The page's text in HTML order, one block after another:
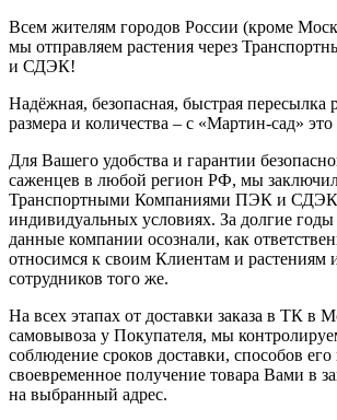
Всем жителям городов России (кроме
мы отправляем растения через
и СДЭК!
Надёжная, безопасная, быстрая пересылка
размера и количества – с «Мартин-сад» это
Для Вашего удобства и гарантии
саженцев в любой регион РФ, мы
Транспортными Компаниями ПЭК и СДЭК
индивидуальных условиях. За долгие годы
данные компании осознали, как
относимся к своим Клиентам и растениям
сотрудников того же.
На всех этапах от доставки заказа в ТК в
самовывоза у Покупателя, мы
соблюдение сроков доставки, способов
своевременное получение товара Вами в
на выбранный адрес.